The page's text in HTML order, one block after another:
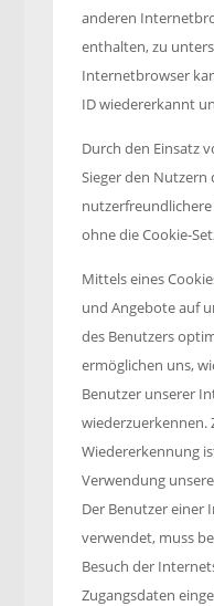
anderen
enthalten, zu
Internetbrowser
ID wiedererkannt
Durch den Einsatz
Sieger den
ohne die Cookie-
Mittels eines
und Angebote auf
des Benutzers
ermöglichen uns,
Benutzer unserer
wiederzuerkennen.
Wiedererkennung
Verwendung
Der Benutzer einer
verwendet, muss
Besuch der
Zugangsdaten